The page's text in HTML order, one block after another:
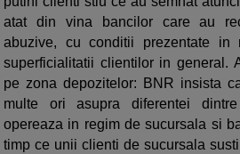
atat din vina bancilor care au
abuzive, cu conditii prezentate
superficialitatii clientilor in general.
pe zona depozitelor: BNR insista
multe ori asupra diferentei
opereaza in regim de sucursala si
timp ce unii clienti de sucursala